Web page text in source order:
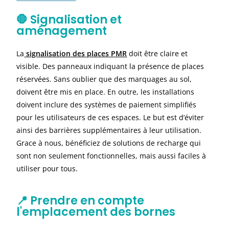
🛑 Signalisation et
aménagement
La signalisation des places PMR doit être claire et
visible. Des panneaux indiquant la présence de places
réservées. Sans oublier que des marquages au sol,
doivent être mis en place. En outre, les installations
doivent inclure des systèmes de paiement simplifiés
pour les utilisateurs de ces espaces. Le but est d’éviter
ainsi des barrières supplémentaires à leur utilisation.
Grace à nous, bénéficiez de solutions de recharge qui
sont non seulement fonctionnelles, mais aussi faciles à
utiliser pour tous.
📍 Prendre en compte
l'emplacement des bornes